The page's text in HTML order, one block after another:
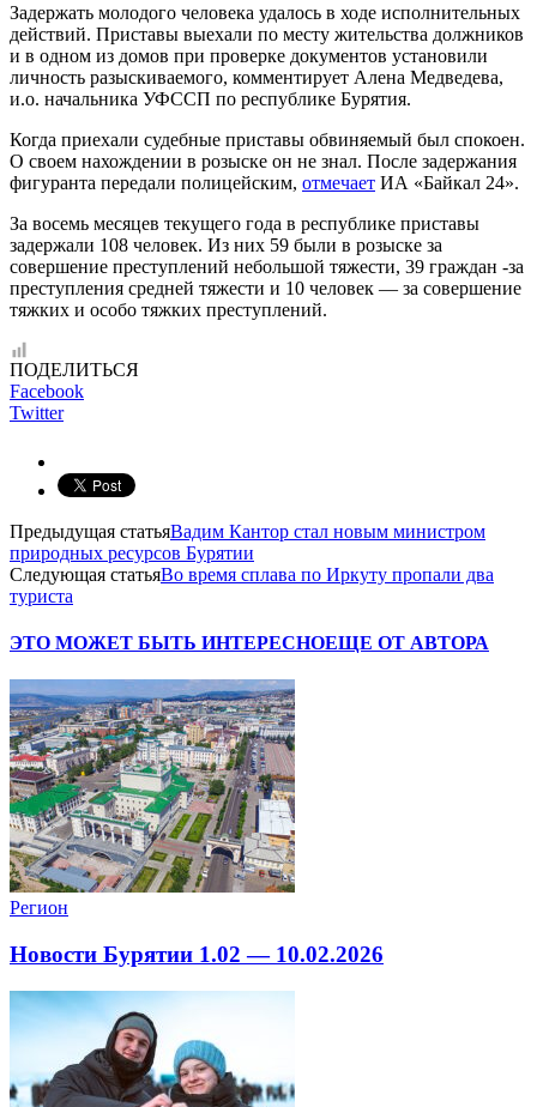
Задержать молодого человека удалось в ходе исполнительных
действий. Приставы выехали по месту жительства должников
и в одном из домов при проверке документов установили
личность разыскиваемого, комментирует Алена Медведева,
и.о. начальника УФССП по республике Бурятия.
Когда приехали судебные приставы обвиняемый был спокоен.
О своем нахождении в розыске он не знал. После задержания
фигуранта передали полицейским, отмечает ИА «Байкал 24».
За восемь месяцев текущего года в республике приставы
задержали 108 человек. Из них 59 были в розыске за
совершение преступлений небольшой тяжести, 39 граждан -за
преступления средней тяжести и 10 человек — за совершение
тяжких и особо тяжких преступлений.
ПОДЕЛИТЬСЯ
Facebook
Twitter
Предыдущая статьяВадим Кантор стал новым министром
природных ресурсов Бурятии
Следующая статьяВо время сплава по Иркуту пропали два
туриста
ЭТО МОЖЕТ БЫТЬ ИНТЕРЕСНОЕЩЕ ОТ АВТОРА
Регион
Новости Бурятии 1.02 — 10.02.2026